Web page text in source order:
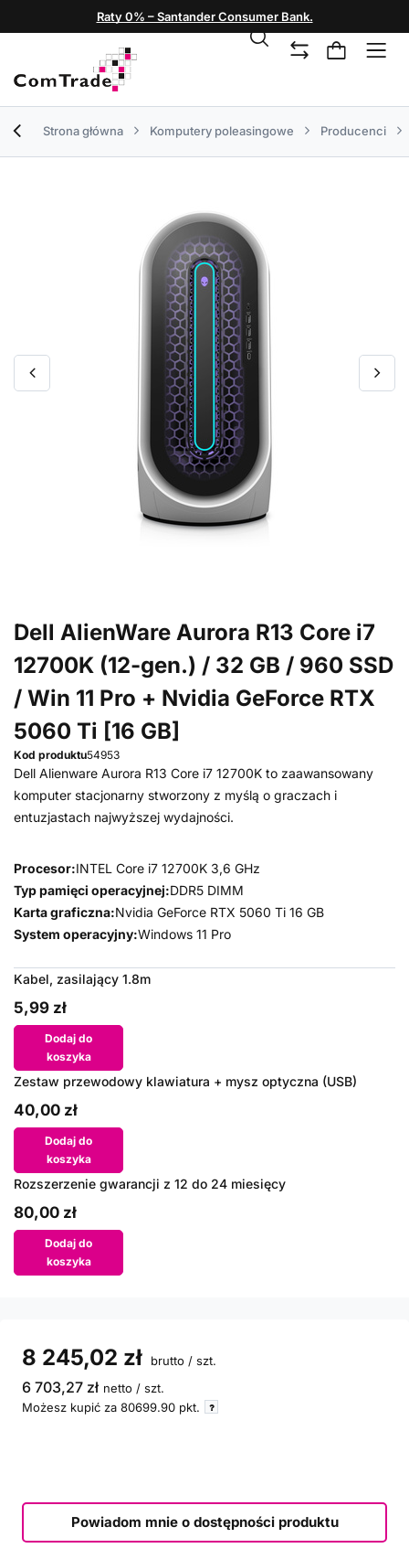
Raty 0% – Santander Consumer Bank.
Strona główna Komputery poleasingowe Producenci
Dell AlienWare Aurora R13 Core i7
12700K (12-gen.) / 32 GB / 960 SSD
/ Win 11 Pro + Nvidia GeForce RTX
5060 Ti [16 GB]
Kod produktu54953
Dell Alienware Aurora R13 Core i7 12700K to zaawansowany
komputer stacjonarny stworzony z myślą o graczach i
entuzjastach najwyższej wydajności.
Procesor:INTEL Core i7 12700K 3,6 GHz
Typ pamięci operacyjnej:DDR5 DIMM
Karta graficzna:Nvidia GeForce RTX 5060 Ti 16 GB
System operacyjny:Windows 11 Pro
Kabel, zasilający 1.8m
5,99 zł
Dodaj do
koszyka
Zestaw przewodowy klawiatura + mysz optyczna (USB)
40,00 zł
Dodaj do
koszyka
Rozszerzenie gwarancji z 12 do 24 miesięcy
80,00 zł
Dodaj do
koszyka
8 245,02 zł brutto / szt.
6 703,27 zł netto / szt.
Możesz kupić za 80699.90 pkt.
Powiadom mnie o dostępności produktu